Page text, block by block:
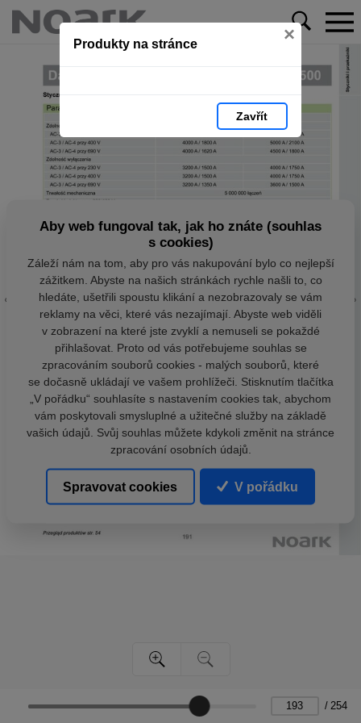
Produkty na stránce ×
Zavřít
/ 254
Aby web fungoval tak, jak ho znáte (souhlas
s cookies)
Záleží nám na tom, aby pro vás nakupování bylo co nejlepší
zážitkem. Abyste na našich stránkách rychle našli to, co
hledáte, ušetřili spoustu klikání a nezobrazovaly se vám
reklamy na věci, které vás nezajímají. Abyste web viděli
v zobrazení na které jste zvyklí a nemuseli se pokaždé
přihlašovat. Proto od vás potřebujeme souhlas se
zpracováním souborů cookies - malých souborů, které
se dočasně ukládají ve vašem prohlížeči. Stisknutím tlačítka
„V pořádku“ souhlasíte s nastavením cookies tak, abychom
vám poskytovali smysluplné a užitečné služby na základě
vašich údajů. Svůj souhlas můžete kdykoli změnit na stránce
zpracování osobních údajů.
Spravovat cookies V pořádku